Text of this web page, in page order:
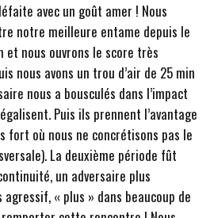
avec un goût amer ! Nous
notre meilleure entame depuis le
et nous ouvrons le score très
nous avons un trou d’air de 25 min
nous a bousculés dans l’impact
Puis ils prennent l’avantage
fort où nous ne concrétisons pas le
La deuxième période fût
un adversaire plus
« plus » dans beaucoup de